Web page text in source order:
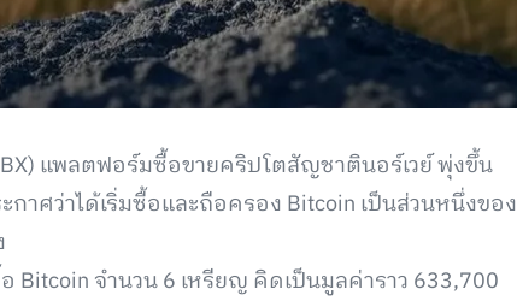
แพลตฟอร์มซื้อขายคริปโตสัญชาตินอร์เวย์ พุ่งขึ้น
าศว่าได้เริ่มซื้อและถือครอง Bitcoin เป็นส่วนหนึ่งของ
Bitcoin จำนวน 6 เหรียญ คิดเป็นมูลค่าราว 633,700